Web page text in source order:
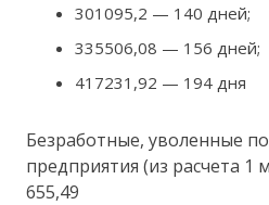
301095,2 — 140 дней;
335506,08 — 156 дней;
417231,92 — 194 дня
Безработные, уволенные
предприятия (из расчета 1
655,49